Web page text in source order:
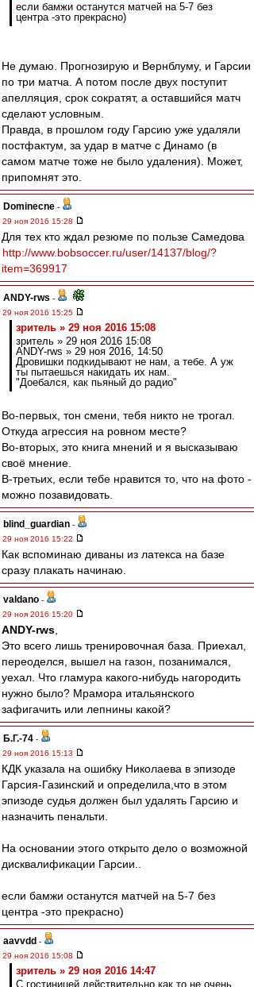
если бамжи останутся матчей на 5-7 без
центра -это прекрасно)
Не думаю. Прогнозирую и Вернблуму, и Гарсии
по три матча. А потом после двух поступит
апелляция, срок сократят, а оставшийся матч
сделают условным.
Правда, в прошлом году Гарсию уже удаляли
постфактум, за удар в матче с Динамо (в
самом матче тоже не было удаления). Может,
припомнят это.
Dominecne -
29 ноя 2016 15:28
Для тех кто ждал резюме по пользе Самедова
http://www.bobsoccer.ru/user/14137/blog/?
item=369917
ANDY-rws -
29 ноя 2016 15:25
зpитель » 29 ноя 2016 15:08
зpитель » 29 ноя 2016 15:08
ANDY-rws » 29 ноя 2016, 14:50
Дровишки подкидывают не нам, а тебе. А уж
ты пытаешься накидать их нам.
"Доебался, как пьяный до радио"
Во-первых, тон смени, тебя никто не трогал.
Откуда агрессия на ровном месте?
Во-вторых, это книга мнений и я высказываю
своё мнение.
В-третьих, если тебе нравится то, что на фото -
можно позавидовать.
blind_guardian -
29 ноя 2016 15:22
Как вспоминаю диваны из латекса на базе
сразу плакать начинаю.
valdano -
29 ноя 2016 15:20
ANDY-rws
Это всего лишь тренировочная база. Приехал,
переоделся, вышел на газон, позанимался,
уехал. Что гламура какого-нибудь нагородить
нужно было? Мрамора итальянского
зафигачить или лепнины какой?
Б.Г.-74 -
29 ноя 2016 15:13
КДК указала на ошибку Николаева в эпизоде
Гарсия-Газинский и определила,что в этом
эпизоде судья должен был удалять Гарсию и
назначить пенальти.
На основании этого открыто дело о возможной
дисквалификации Гарсии..
если бамжи останутся матчей на 5-7 без
центра -это прекрасно)
aavvdd -
29 ноя 2016 15:08
зpитель » 29 ноя 2016 14:47
С гостиницей действительно как то не очень.